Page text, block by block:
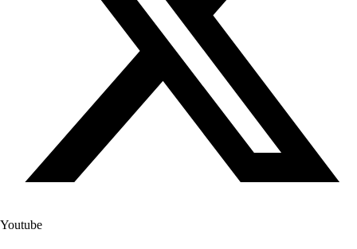
Youtube